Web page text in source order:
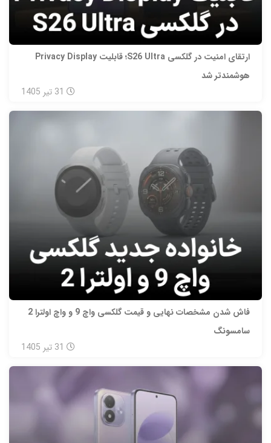
ارتقای امنیت در گلکسی S26 Ultra؛ قابلیت Privacy Display
هوشمندتر شد
31 تیر 1405
فاش شدن مشخصات نهایی و قیمت گلکسی واچ 9 و واچ اولترا 2
سامسونگ
31 تیر 1405